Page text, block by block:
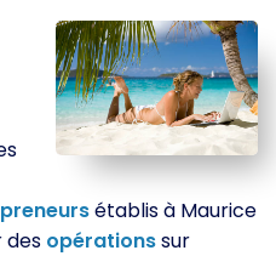
établis à Maurice
des opérationssur